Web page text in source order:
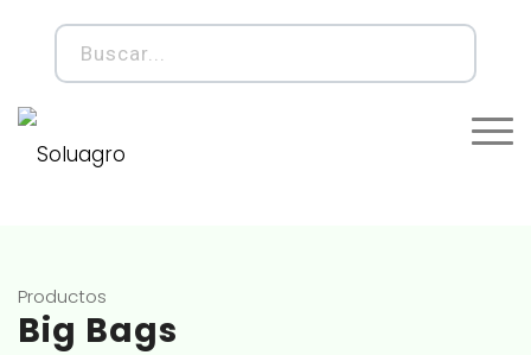
Productos
Big Bags